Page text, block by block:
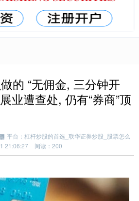
的 “无佣金, 三分钟开
业遭查处, 仍有“券商”顶
平台：杠杆炒股的首选_联华证券炒股_股票怎么
21:06:27 阅读：200